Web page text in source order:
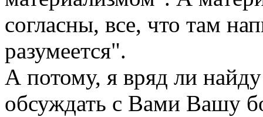
согласны, все, что там
разумеется".
А потому, я вряд ли
обсуждать с Вами Вашу